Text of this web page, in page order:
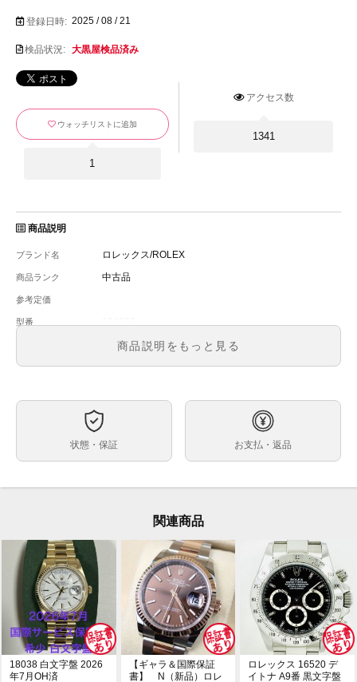
登録日時: 2025 / 08 / 21
検品状況: 大黒屋検品済み
アクセス数
1341
ウォッチリストに追加
1
商品説明
ブランド名 ロレックス/ROLEX
商品ランク 中古品
参考定価
型番
メンズ
文字盤 黒文字盤
41ｍｍ
約17.5cm ※1コマ外した状態での計測です。
ケース素材
ータグ・コマ×1
中古美品
裏蓋鏡面部分に線スレ/バックルサイド線スレ
コメント
※店頭でも販売をしておりますので、売り切れの際はご
了承ください。
ご来店前に在庫の有無のご確認をお勧めします。
また、価格に関してのお問い合わせはメッセージでご質
問頂いてもお答えしておりません。
直接店頭へお問い合わせください。
商品説明をもっと見る
状態・保証 お支払・返品
関連商品
18038 白文字盤 2026
年7月OH済
【ギャラ＆国際保証
書】 N（新品）ロレ
ロレックス 16520 デ
イトナ A9番 黒文字盤